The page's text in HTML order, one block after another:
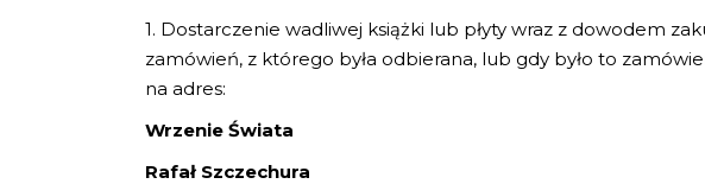
1. Dostarczenie wadliwej książki lub płyty wraz z dowodem
zamówień, z którego była odbierana, lub gdy było to
na adres:
Wrzenie Świata
Rafał Szczechura